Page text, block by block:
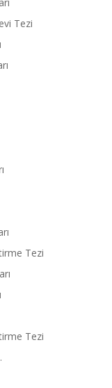
Tezi
Tezi
Tezi